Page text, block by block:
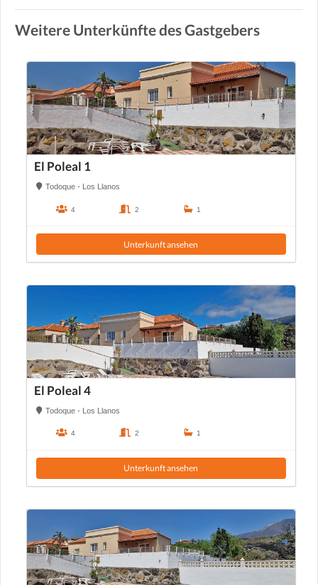
Weitere Unterkünfte des Gastgebers
El Poleal 1
Todoque - Los Llanos
4 2 1
Unterkunft ansehen
El Poleal 4
Todoque - Los Llanos
4 2 1
Unterkunft ansehen